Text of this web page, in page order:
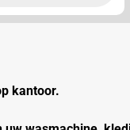
kantoor.